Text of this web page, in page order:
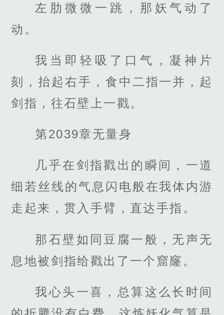
左肋微微一跳，那妖气动了
动。
我当即轻吸了口气，凝神片
刻，抬起右手，食中二指一并，起
剑指，往石壁上一戳。
第2039章无量身
几乎在剑指戳出的瞬间，一道
细若丝线的气息闪电般在我体内游
走起来，贯入手臂，直达手指。
那石壁如同豆腐一般，无声无
息地被剑指给戳出了一个窟窿。
我心头一喜，总算这么长时间